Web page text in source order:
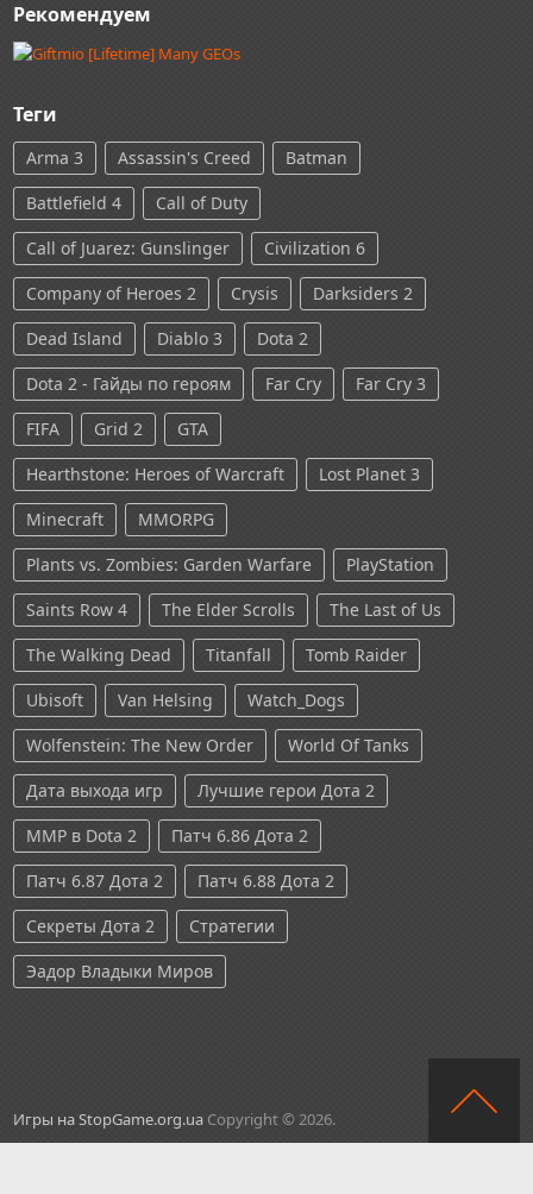
Рекомендуем
Теги
Arma 3 Assassin's Creed
Batman
Battlefield 4
Call of Duty
Call of Juarez: Gunslinger
Civilization 6
Company of Heroes 2
Crysis
Darksiders 2
Dead Island
Diablo 3
Dota 2
Dota 2 - Гайды по героям
Far Cry
Far Cry 3
FIFA
Grid 2
GTA
Hearthstone: Heroes of Warcraft
Lost Planet 3
Minecraft
MMORPG
Plants vs. Zombies: Garden Warfare
PlayStation
Saints Row 4
The Elder Scrolls
The Last of Us
The Walking Dead
Titanfall
Tomb Raider
Ubisoft
Van Helsing
Watch_Dogs
Wolfenstein: The New Order
World Of Tanks
Дата выхода игр
Лучшие герои Дота 2
ММР в Dota 2
Патч 6.86 Дота 2
Патч 6.87 Дота 2
Патч 6.88 Дота 2
Секреты Дота 2
Стратегии
Эадор Владыки Миров
Игры на StopGame.org.ua Copyright © 2026.